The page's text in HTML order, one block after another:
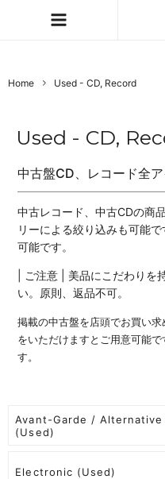
Home Used - CD, Record
Used - CD,
中古盤CD、レコード全
中古レコード、中古CDの商
リーによる絞り込みも可能
可能です。
| ご注意 | 美品にこだわりを
い。原則、返品不可。
掲載の中古盤を店頭でお買い
をいただけますとご用意可能
す。
Avant-Garde / Alternative
(Used)
Electronic (Used)